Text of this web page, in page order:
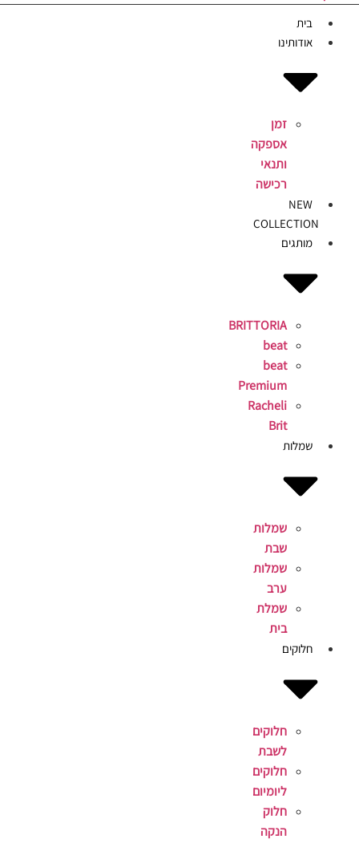
בית
אודותינו
זמן
אספקה
ותנאי
רכישה
NEW
COLLECTION
מותגים
BRITTORIA
beat
beat
Premium
Racheli
Brit
שמלות
שמלות
שבת
שמלות
ערב
שמלת
בית
חלוקים
חלוקים
לשבת
חלוקים
ליומיום
חלוק
הנקה